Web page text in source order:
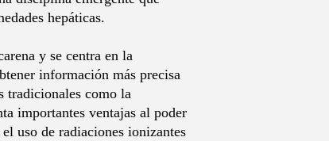
hepáticas.
y se centra en la
información más precisa
tradicionales como la
importantes ventajas al poder
uso de radiaciones ionizantes